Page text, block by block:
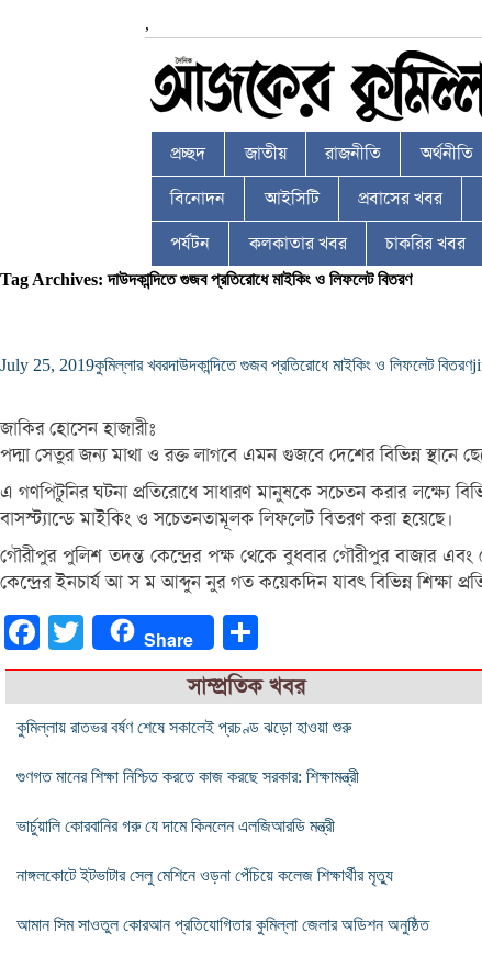
,
প্রচ্ছদ জাতীয় রাজনীতি অর্থনীতি
বিনোদন আইসিটি প্রবাসের খবর
পর্যটন কলকাতার খবর চাকরির খবর
Tag Archives: দাউদকান্দিতে গুজব প্রতিরোধে মাইকিং ও লিফলেট বিতরণ
July 25, 2019কুমিল্লার খবরদাউদকান্দিতে গুজব প্রতিরোধে মাইকিং ও লিফলেট বিতরণ
জাকির হোসেন হাজারীঃ
পদ্মা সেতুর জন্য মাথা ও রক্ত লাগবে এমন গুজবে দেশের বিভিন্ন স্থানে
এ গণপিটুনির ঘটনা প্রতিরোধে সাধারণ মানুষকে সচেতন করার লক্ষ্যে
বাসস্ট্যান্ডে মাইকিং ও সচেতনতামূলক লিফলেট বিতরণ করা হয়েছে।
গৌরীপুর পুলিশ তদন্ত কেন্দ্রের পক্ষ থেকে বুধবার গৌরীপুর বাজার
কেন্দ্রের ইনচার্য আ স ম আব্দুন নুর গত কয়েকদিন যাবৎ বিভিন্ন শিক্ষা
FacebookTwitter Share
সাম্প্রতিক খবর
কুমিল্লায় রাতভর বর্ষণ শেষে সকালেই প্রচণ্ড ঝড়ো হাওয়া শুরু
গুণগত মানের শিক্ষা নিশ্চিত করতে কাজ করছে সরকার: শিক্ষামন্ত্রী
ভার্চুয়ালি কোরবানির গরু যে দামে কিনলেন এলজিআরডি মন্ত্রী
নাঙ্গলকোটে ইটভাটার সেলু মেশিনে ওড়না পেঁচিয়ে কলেজ শিক্ষার্থীর মৃত্যু
আমান সিম সাওতুল কোরআন প্রতিযোগিতার কুমিল্লা জেলার অডিশন অনুষ্ঠিত